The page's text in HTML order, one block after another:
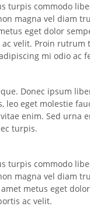
turpis commodo
magna vel diam
eget dolor
velit. Proin rutrum
mi odio ac
Donec ipsum
leo eget molestie
enim. Sed urna
turpis.
turpis commodo
magna vel diam
metus eget
ac velit.